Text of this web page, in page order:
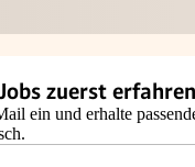
zuerst
ein und erhalte